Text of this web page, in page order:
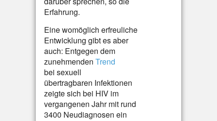
Erfahrung.
Eine womöglich erfreuliche
Entwicklung gibt es aber
auch: Entgegen dem
zunehmenden Trend
bei sexuell
übertragbaren Infektionen
zeigte sich bei HIV im
vergangenen Jahr mit rund
3400 Neudiagnosen ein